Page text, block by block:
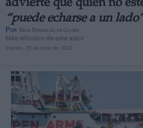
advierte que quien no
“puede echarse a un
Por Rafa Bernaldo de Quirós
Más artículos de este autor
martes, 25 de junio de 2019
link
Información adicional
link